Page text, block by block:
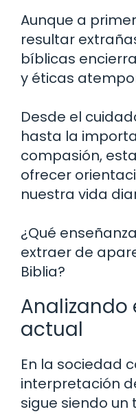
Aunque a
resultar
bíblicas
y éticas
Desde el
hasta la
compasión,
ofrecer
nuestra vida
¿Qué
extraer de
Biblia?
actual
En la sociedad
interpretación
sigue siendo